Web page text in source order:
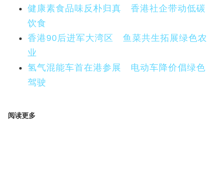
健康素食品味反朴归真 香港社企带动低碳
饮食
香港90后进军大湾区 鱼菜共生拓展绿色农
业
氢气混能车首在港参展 电动车降价倡绿色
驾驶
阅读更多